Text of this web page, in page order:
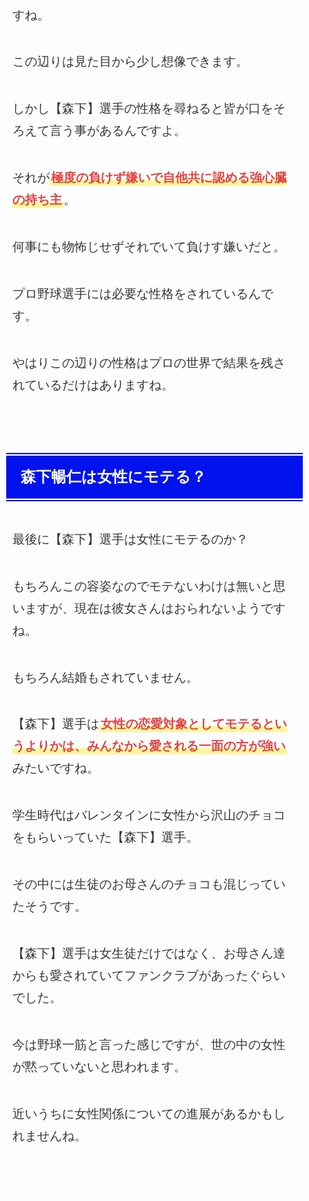
すね。
この辺りは見た目から少し想像できます。
しかし【森下】選手の性格を尋ねると皆が口をそ
ろえて言う事があるんですよ。
それが極度の負けず嫌いで自他共に認める強心臓
の持ち主。
何事にも物怖じせずそれでいて負けす嫌いだと。
プロ野球選手には必要な性格をされているんで
す。
やはりこの辺りの性格はプロの世界で結果を残さ
れているだけはありますね。
森下暢仁は女性にモテる？
最後に【森下】選手は女性にモテるのか？
もちろんこの容姿なのでモテないわけは無いと思
いますが、現在は彼女さんはおられないようです
ね。
もちろん結婚もされていません。
【森下】選手は女性の恋愛対象としてモテるとい
うよりかは、みんなから愛される一面の方が強い
みたいですね。
学生時代はバレンタインに女性から沢山のチョコ
をもらいっていた【森下】選手。
その中には生徒のお母さんのチョコも混じってい
たそうです。
【森下】選手は女生徒だけではなく、お母さん達
からも愛されていてファンクラブがあったぐらい
でした。
今は野球一筋と言った感じですが、世の中の女性
が黙っていないと思われます。
近いうちに女性関係についての進展があるかもし
れませんね。